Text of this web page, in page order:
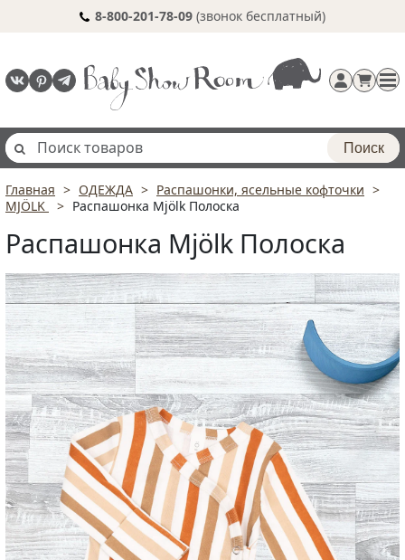
8-800-201-78-09 (звонок бесплатный)
Регистрация
Поиск
Главная ОДЕЖДА
Распашонки, ясельные кофточки
MJÖLK
Распашонка Mjölk Полоска
Распашонка Mjölk Полоска